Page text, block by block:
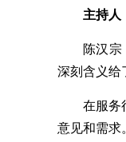
主持人
陈汉宗：
深刻含义给
在服务行
意见和需求